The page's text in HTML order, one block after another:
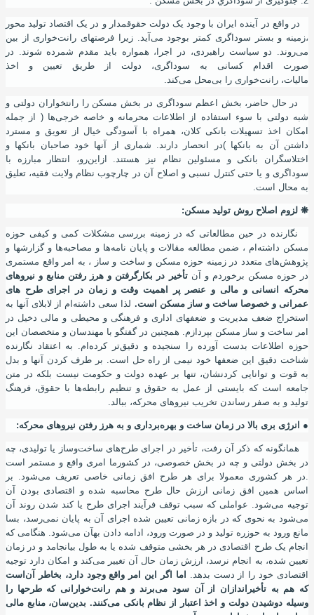
در واقع در آینده ایران با وجود یک دولت حقوقمدار و در یک اقتصاد تولید محور
،زمینه و بستر سوداگری کمتر بوجود می‌آید. زیرا فرصتهای رانت‌خواری از بین
می‌روند. دو سیاست راهبردی، در اجرا ، همواره باید مقدم شمرده شوند. در
صورت اقدام کسانی به سوداگری، دولت از طريق تعیین و اخذ
ماليات، رانت‌خواری را بی‌محل می‌کند.
در حال حاضر ، بخش اعظم سوداگری در بخش مسکن را رانتخواران دولتی و
شبه دولتی با سوء استفاده از اطلاعات محرمانه و خاصه خرجی‌ها ( از جمله
امکان اخذ تسهیلات بانکی کلان، همراه با
سودگی خیال از تعویق و مسترد
داشتن آن به بانکها )در انحصار دارند. شماری از آنها خود صاحبان بانکها و
اختلاسگران بانکی و مسئولین نظام نیز هستند. ازاین‌رو، انتظار مبارزه با
سوداگری و یا حتی کنترل نسبی و اصلاح آن در چارچوب نظام ولایت فقیه، تعلیق
به محال است.
❋ لزوم اصلاح روش تولید مسکن:
نگارنده در حین مطالعاتی که در زمینه بررسی مشکلات کمی و کیفی حوزه
مسکن داشته‌ام ، ضمن مطالعه مقالات و پایان نامه‌ها و مصاحبه‌ها و گزارشها و
پژوهش‌های متعدد در زمینه حوزه مسکن و ساخت و ساز ، به امر واقع مستمری
در حوزه مسکن برخوردم و آنتأخیر در بکارگرفتن و هرز رفتن منابع و نیروهای
محرکه انسانی و مالی و عنصر پر اهمیت وقت و زمان در اجرای طرح های
عمرانی و خصوصا ساخت و ساز مسکن است. لذا سعی داشته‌ام از لابلای آنها به
استخراج ضعف مدیریت و ضعفهای اداری و فرهنگی و محیطی و مالی دخیل در
امر ساخت و ساز مسکن بپردازم. همچنین در گفتگو با مهندسان و متخصصان این
حوزه اطلاعات بدست آورده را سنجیده و دقیق‌تر کرده‌ام. به اعتقاد نگارنده
شناخت دقیق این ضعفها خود نیمی از راه حل است. بر طرف کردن آنها و بدل
به قوت و توانایی کردنشان، تنها بر عهده دولت و حکومت نیست بلکه در متن
جامعه است که بایستی از عمل به حقوق و تنظیم رابطه‌ها با حقوق، فرهنگ
تولید و به صفر رساندن تخریب نیروهای محرکه، ببالد.
● انرژی بری بالا در زمان ساخت و بهره‌برداری و به هرز رفتن نیروهای محرکه:
همانگونه که ذکر آن رفت، تأخیر در اجرای طرح‌های ساخت‌و‌ساز یا تولیدی، چه
در بخش دولتی و چه در بخش خصوصی، در کشورما امری واقع و مستمر است
.در هر کشوری معمولا برای هر طرح افق زمانی خاصی تعریف می‌شود. بر
اساس همین افق زمانی ارزش حال طرح محاسبه شده و اقتصادی بودن آن
توجیه می‌شود. عواملی که سبب توقف فرآیند اجرای طرح یا کند شدن روند آن
می‌شود به نحوی که در بازه‌ زمانی تعیین شده اجرای آن به پایان نمی‌رسد، بسا
مانع ورود به حوزره تولید و در صورت ورود ، ادامه‌ دادن بهآن می‌شود. هنگامی که
انجام یک طرح اقتصادی در هر بخشی متوقف شده یا به طول بیانجامد و در زمان
تعیین شده، به انجام نرسد ، ارزش زمان حال آن تغییر می‌کند و امکان دارد توجیه
اقتصادی خود را از دست بدهد.
اما اگر این امر واقع وجود دارد، بخاطر
ن‌است
که هم به تأخیراندازان از آن سود می‌برند و هم رانت‌خوارانی که طرحها را
وسیله دوشیدن دولت و اخذ اعتبار از نظام بانکی می‌کنند. بدین‌سان، منابع مالی